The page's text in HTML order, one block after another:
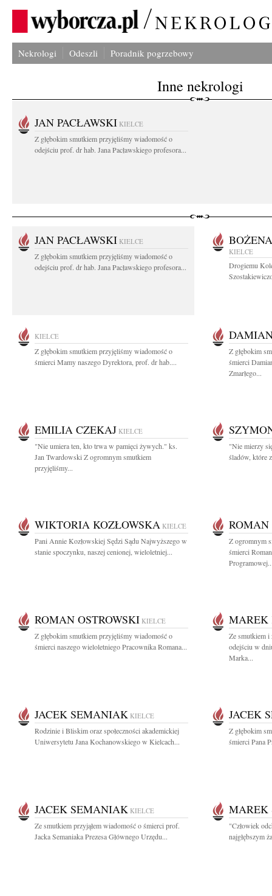
Nekrologi Odeszli Poradnik pogrzebowy
Inne nekrologi
JAN PACŁAWSKI KIELCE
Z głębokim smutkiem przyjęliśmy wiadomość o
odejściu prof. dr hab. Jana Pacławskiego profesora...
JAN PACŁAWSKI KIELCE
Z głębokim smutkiem przyjęliśmy wiadomość o
odejściu prof. dr hab. Jana Pacławskiego profesora...
KIELCE
Drogiemu
KIELCE
Z głębokim smutkiem przyjęliśmy wiadomość o
śmierci Mamy naszego Dyrektora, prof. dr hab....
Z głębokim
śmierci
Zmarłego...
EMILIA CZEKAJ KIELCE
"Nie umiera ten, kto trwa w pamięci żywych." ks.
Jan Twardowski Z ogromnym smutkiem
przyjęliśmy...
"Nie mierzy
śladów, które
WIKTORIA KOZŁOWSKA KIELCE
Pani Annie Kozłowskiej Sędzi Sądu Najwyższego w
stanie spoczynku, naszej cenionej, wieloletniej...
ROMAN
Z ogromnym
śmierci
ROMAN OSTROWSKI KIELCE
Z głębokim smutkiem przyjęliśmy wiadomość o
śmierci naszego wieloletniego Pracownika Romana...
MAREK
Ze smutkiem i
odejściu w
Marka...
JACEK SEMANIAK KIELCE
Rodzinie i Bliskim oraz społeczności akademickiej
Uniwersytetu Jana Kochanowskiego w Kielcach...
JACEK
Z głębokim
śmierci Pana
JACEK SEMANIAK KIELCE
Ze smutkiem przyjąłem wiadomość o śmierci prof.
Jacka Semaniaka Prezesa Głównego Urzędu...
MAREK
"Człowiek
najgłębszym